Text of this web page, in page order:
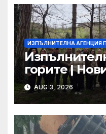
ИЗПЪЛНИТЕЛНА АГЕНЦИЯ
горите |
AUG 3, 2026